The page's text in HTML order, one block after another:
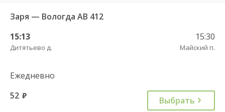
Заря — Вологда АВ 412
15:13
Дитятьево д.
15:30
Майский п.
Ежедневно
52 руб. Выбрать